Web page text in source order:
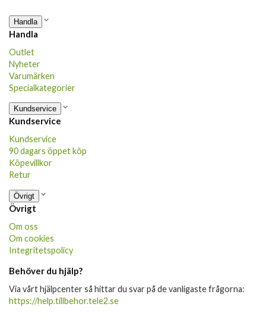
Handla
Handla
Outlet
Nyheter
Varumärken
Specialkategorier
Kundservice
Kundservice
Kundservice
90 dagars öppet köp
Köpevillkor
Retur
Övrigt
Övrigt
Om oss
Om cookies
Integritetspolicy
Behöver du hjälp?
Via vårt hjälpcenter så hittar du svar på de vanligaste frågorna:
https://help.tillbehor.tele2.se